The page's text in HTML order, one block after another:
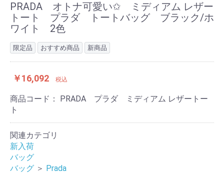
PRADA オトナ可愛い✩ ミディアム レザー
トート プラダ トートバッグ ブラック/ホ
ワイト 2色
限定品 おすすめ商品 新商品
￥16,092 税込
商品コード： PRADA プラダ ミディアム レザートー
ト
関連カテゴリ
新入荷
バッグ
バッグ ＞ Prada